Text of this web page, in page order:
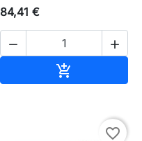
84,41 €
 

favorite_border